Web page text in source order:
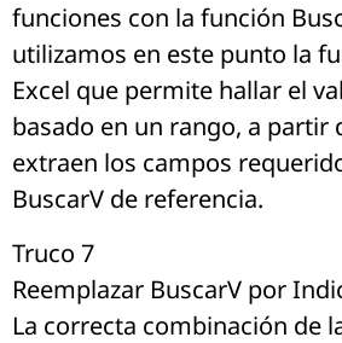
funciones con la función
utilizamos en este punto la
Excel que permite hallar el
basado en un rango, a partir
extraen los campos
BuscarV de referencia.
Truco 7
Reemplazar BuscarV por
La correcta combinación de